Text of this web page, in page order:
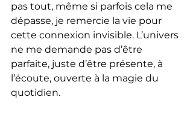
pas tout, même si parfois cela me
dépasse, je remercie la vie pour
cette connexion invisible. L’univers
ne me demande pas d’être
parfaite, juste d’être présente, à
l’écoute, ouverte à la magie du
quotidien.